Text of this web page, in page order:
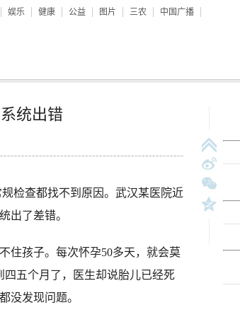
娱乐 健康 公益 图片 三农 中国广播
统出错
检查都找不到原因。武汉某医院近
出了差错。
孩子。每次怀孕50多天，就会莫
四五个月了，医生却说胎儿已经死
没发现问题。